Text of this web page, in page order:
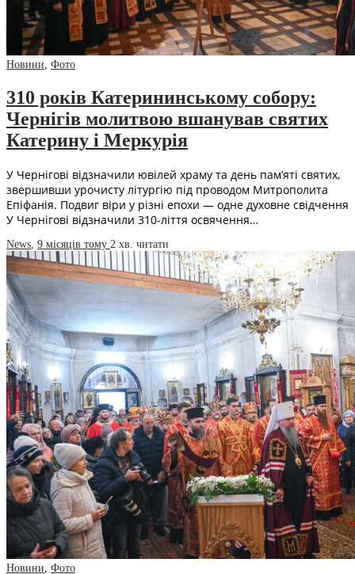
Новини Фото
310 років Катерининському собору:
Чернігів молитвою вшанував святих
Катерину і Меркурія
У Чернігові відзначили ювілей храму та день памʼяті святих,
звершивши урочисту літургію під проводом Митрополита
Епіфанія. Подвиг віри у різні епохи — одне духовне свідчення
У Чернігові відзначили 310-ліття освячення…
News 9 місяців тому 2 хв. читати
Новини Фото